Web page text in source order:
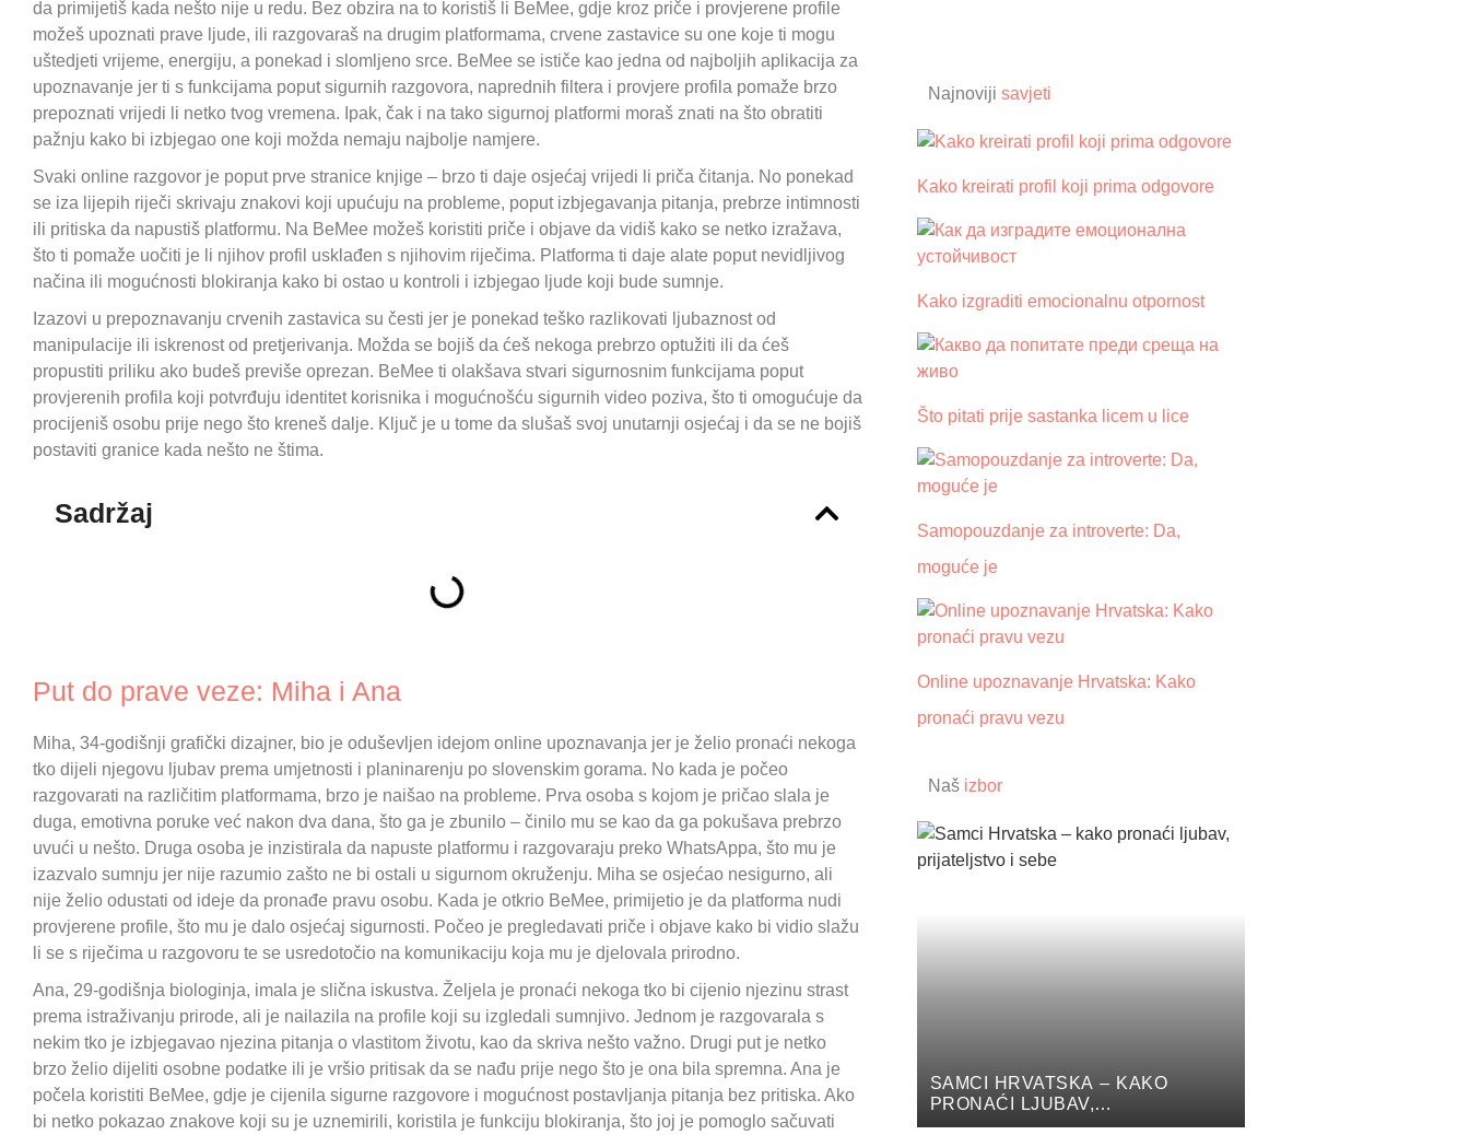
da primijetiš kada nešto nije u redu. Bez obzira na to koristiš li BeMee, gdje kroz priče i provjerene profile
možeš upoznati prave ljude, ili razgovaraš na drugim platformama, crvene zastavice su one koje ti mogu
uštedjeti vrijeme, energiju, a ponekad i slomljeno srce. BeMee se ističe kao jedna od najboljih aplikacija za
upoznavanje jer ti s funkcijama poput sigurnih razgovora, naprednih filtera i provjere profila pomaže brzo
prepoznati vrijedi li netko tvog vremena. Ipak, čak i na tako sigurnoj platformi moraš znati na što obratiti
pažnju kako bi izbjegao one koji možda nemaju najbolje namjere.
Svaki online razgovor je poput prve stranice knjige – brzo ti daje osjećaj vrijedi li priča čitanja. No ponekad
se iza lijepih riječi skrivaju znakovi koji upućuju na probleme, poput izbjegavanja pitanja, prebrze intimnosti
ili pritiska da napustiš platformu. Na BeMee možeš koristiti priče i objave da vidiš kako se netko izražava,
što ti pomaže uočiti je li njihov profil usklađen s njihovim riječima. Platforma ti daje alate poput nevidljivog
načina ili mogućnosti blokiranja kako bi ostao u kontroli i izbjegao ljude koji bude sumnje.
Izazovi u prepoznavanju crvenih zastavica su česti jer je ponekad teško razlikovati ljubaznost od
manipulacije ili iskrenost od pretjerivanja. Možda se bojiš da ćeš nekoga prebrzo optužiti ili da ćeš
propustiti priliku ako budeš previše oprezan. BeMee ti olakšava stvari sigurnosnim funkcijama poput
provjerenih profila koji potvrđuju identitet korisnika i mogućnošću sigurnih video poziva, što ti omogućuje da
procijeniš osobu prije nego što kreneš dalje. Ključ je u tome da slušaš svoj unutarnji osjećaj i da se ne bojiš
postaviti granice kada nešto ne štima.
Sadržaj
Put do prave veze: Miha i Ana
Miha, 34-godišnji grafički dizajner, bio je oduševljen idejom online upoznavanja jer je želio pronaći nekoga
tko dijeli njegovu ljubav prema umjetnosti i planinarenju po slovenskim gorama. No kada je počeo
razgovarati na različitim platformama, brzo je naišao na probleme. Prva osoba s kojom je pričao slala je
duga, emotivna poruke već nakon dva dana, što ga je zbunilo – činilo mu se kao da ga pokušava prebrzo
uvući u nešto. Druga osoba je inzistirala da napuste platformu i razgovaraju preko WhatsAppa, što mu je
izazvalo sumnju jer nije razumio zašto ne bi ostali u sigurnom okruženju. Miha se osjećao nesigurno, ali
nije želio odustati od ideje da pronađe pravu osobu. Kada je otkrio BeMee, primijetio je da platforma nudi
provjerene profile, što mu je dalo osjećaj sigurnosti. Počeo je pregledavati priče i objave kako bi vidio slažu
li se s riječima u razgovoru te se usredotočio na komunikaciju koja mu je djelovala prirodno.
Ana, 29-godišnja biologinja, imala je slična iskustva. Željela je pronaći nekoga tko bi cijenio njezinu strast
prema istraživanju prirode, ali je nailazila na profile koji su izgledali sumnjivo. Jednom je razgovarala s
nekim tko je izbjegavao njezina pitanja o vlastitom životu, kao da skriva nešto važno. Drugi put je netko
brzo želio dijeliti osobne podatke ili je vršio pritisak da se nađu prije nego što je ona bila spremna. Ana je
počela koristiti BeMee, gdje je cijenila sigurne razgovore i mogućnost postavljanja pitanja bez pritiska. Ako
bi netko pokazao znakove koji su je uznemirili, koristila je funkciju blokiranja, što joj je pomoglo sačuvati
Najnoviji savjeti
Kako kreirati profil koji prima odgovore
Kako izgraditi emocionalnu otpornost
Što pitati prije sastanka licem u lice
Samopouzdanje za introverte: Da,
moguće je
Online upoznavanje Hrvatska: Kako
pronaći pravu vezu
Našizbor
SAMCI HRVATSKA – KAKO
PRONAĆI LJUBAV,
PRIJATELJSTVO I SEBE